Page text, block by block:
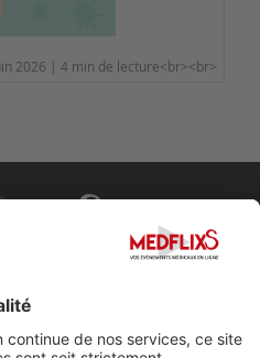
2026 | 4 min de lecture<br><br>
MedflixS®